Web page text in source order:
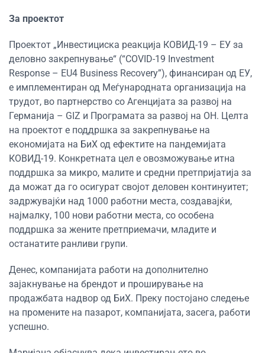
За проектот
Проектот „Инвестициска реакција КОВИД-19 – ЕУ за
деловно закрепнување“ (“COVID-19 Investment
Response – EU4 Business Recovery”), финансиран од ЕУ,
е имплементиран од Меѓународната организација на
трудот, во партнерство со Агенцијата за развој на
Германија – GIZ и Програмата за развој на ОН. Целта
на проектот е поддршка за закрепнување на
економијата на БиХ од ефектите на пандемијата
КОВИД-19. Конкретната цел е овозможување итна
поддршка за микро, малите и средни претпријатија за
да можат да го осигурат својот деловен континуитет;
задржувајќи над 1000 работни места, создавајќи,
најмалку, 100 нови работни места, со особена
поддршка за жените претприемачи, младите и
останатите ранливи групи.
Денес, компанијата работи на дополнително
зајакнување на брендот и проширување на
продажбата надвор од БиХ. Преку постојано следење
на промените на пазарот, компанијата, засега, работи
успешно.